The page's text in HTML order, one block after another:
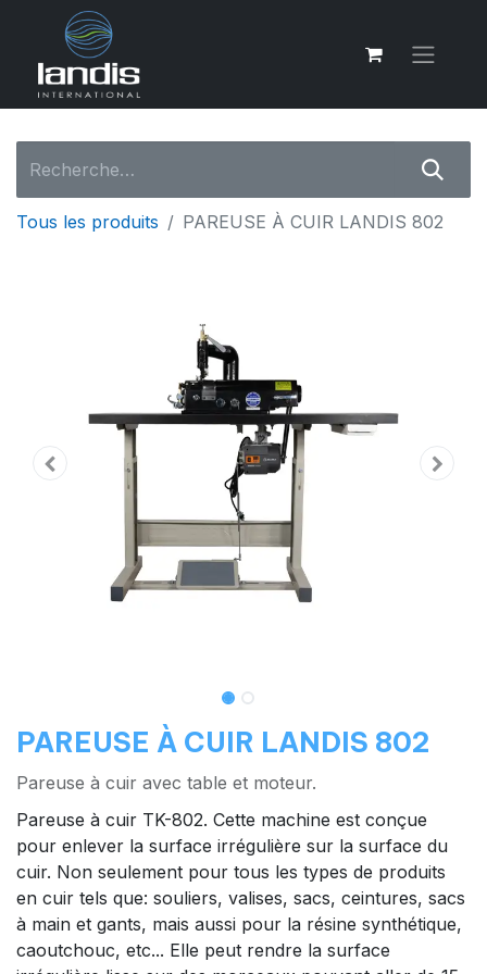
Tous les produits PAREUSE À CUIR LANDIS 802
PAREUSE À CUIR LANDIS 802
Pareuse à cuir avec table et moteur.
Pareuse à cuir TK-802. Cette machine est conçue
pour enlever la surface irrégulière sur la surface du
cuir. Non seulement pour tous les types de produits
en cuir tels que: souliers, valises, sacs, ceintures, sacs
à main et gants, mais aussi pour la résine synthétique,
caoutchouc, etc... Elle peut rendre la surface